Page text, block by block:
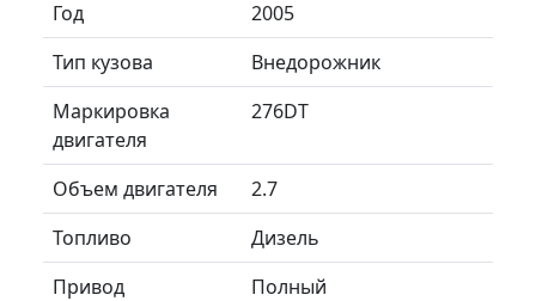
Год
2005
Тип кузова
Внедорожник
Маркировка
двигателя
276DT
Объем двигателя
2.7
Топливо
Дизель
Привод
Полный